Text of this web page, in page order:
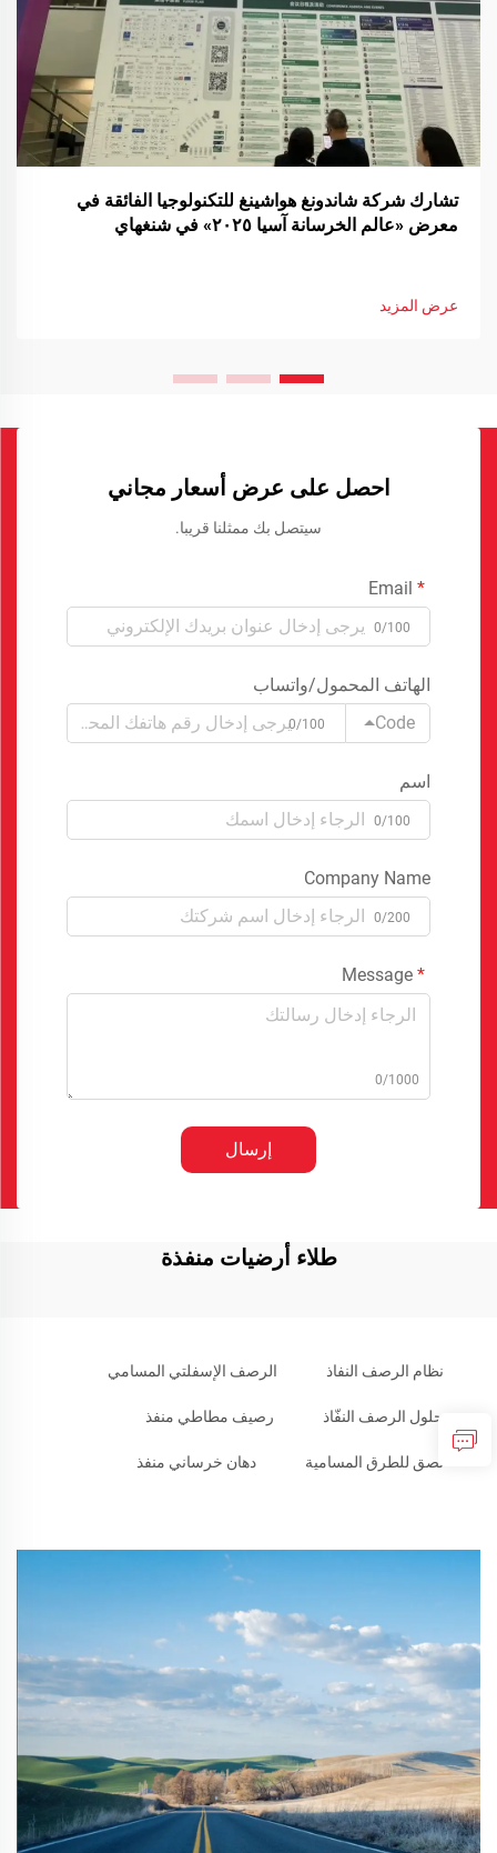
تشارك شركة شاندونغ هواشينغ للتكنولوجيا الفائقة في
معرض «عالم الخرسانة آسيا ٢٠٢٥» في شنغهاي
عرض المزيد
احصل على عرض أسعار مجاني
سيتصل بك ممثلنا قريبا.
0/100
الهاتف المحمول/واتساب
Code
0/100
اسم
0/100
Company Name
0/200
0/1000
إرسال
طلاء أرضيات منفذة
نظام الرصف النفاذ الرصف الإسفلتي المسامي
حلول الرصف النفّاذ رصيف مطاطي منفذ
لصق للطرق المسامية دهان خرساني منفذ